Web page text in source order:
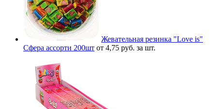
Жевательная резинка "Love is"
Сфера ассорти 200шт от 4,75 руб. за шт.